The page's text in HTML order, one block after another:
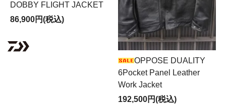
DOBBY FLIGHT JACKET
86,900円(税込)
OPPOSE DUALITY
6Pocket Panel Leather
Work Jacket
192,500円(税込)